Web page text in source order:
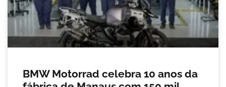
BMW Motorrad celebra 10 anos da